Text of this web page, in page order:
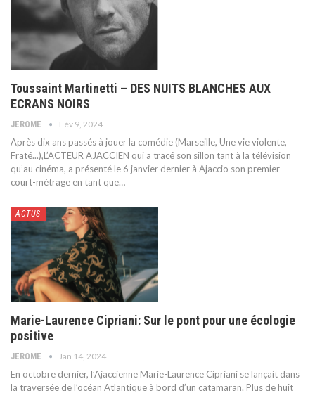
Toussaint Martinetti – DES NUITS BLANCHES AUX
ECRANS NOIRS
JEROME Fév 9, 2024
Après dix ans passés à jouer la comédie (Marseille, Une vie violente,
Fraté...),L’ACTEUR AJACCIEN qui a tracé son sillon tant à la télévision
qu’au cinéma, a présenté le 6 janvier dernier à Ajaccio son premier
court-métrage en tant que…
ACTUS
Marie-Laurence Cipriani: Sur le pont pour une écologie
positive
JEROME Jan 14, 2024
En octobre dernier, l’Ajaccienne Marie-Laurence Cipriani se lançait dans
la traversée de l’océan Atlantique à bord d’un catamaran. Plus de huit